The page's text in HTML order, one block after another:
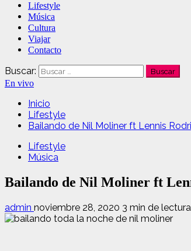
Lifestyle
Música
Cultura
Viajar
Contacto
Buscar:
En vivo
Inicio
Lifestyle
Bailando de Nil Moliner ft Lennis
Lifestyle
Música
Bailando de Nil Moliner ft
admin noviembre 28, 2020 3 min de lectura